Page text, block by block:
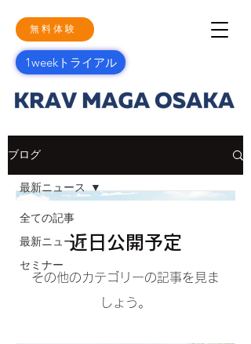
無料体験
1weekトライアル
開催予定のイベント
ブログ
全ての記事
最新ニュース
セミナー
最新ニュース
近日公開予定
その他のカテゴリーの記事を見ま
しょう。